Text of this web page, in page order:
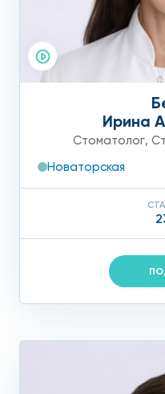
Ирина
Стоматолог,
Новаторская